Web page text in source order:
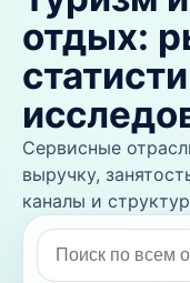
отдых:
Сервисные
выручку,
каналы и